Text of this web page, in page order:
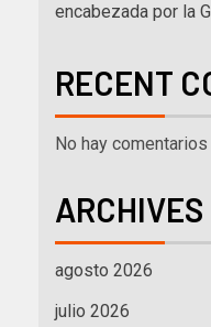
encabezada por la
RECENT
No hay
ARCHIVES
agosto 2026
julio 2026